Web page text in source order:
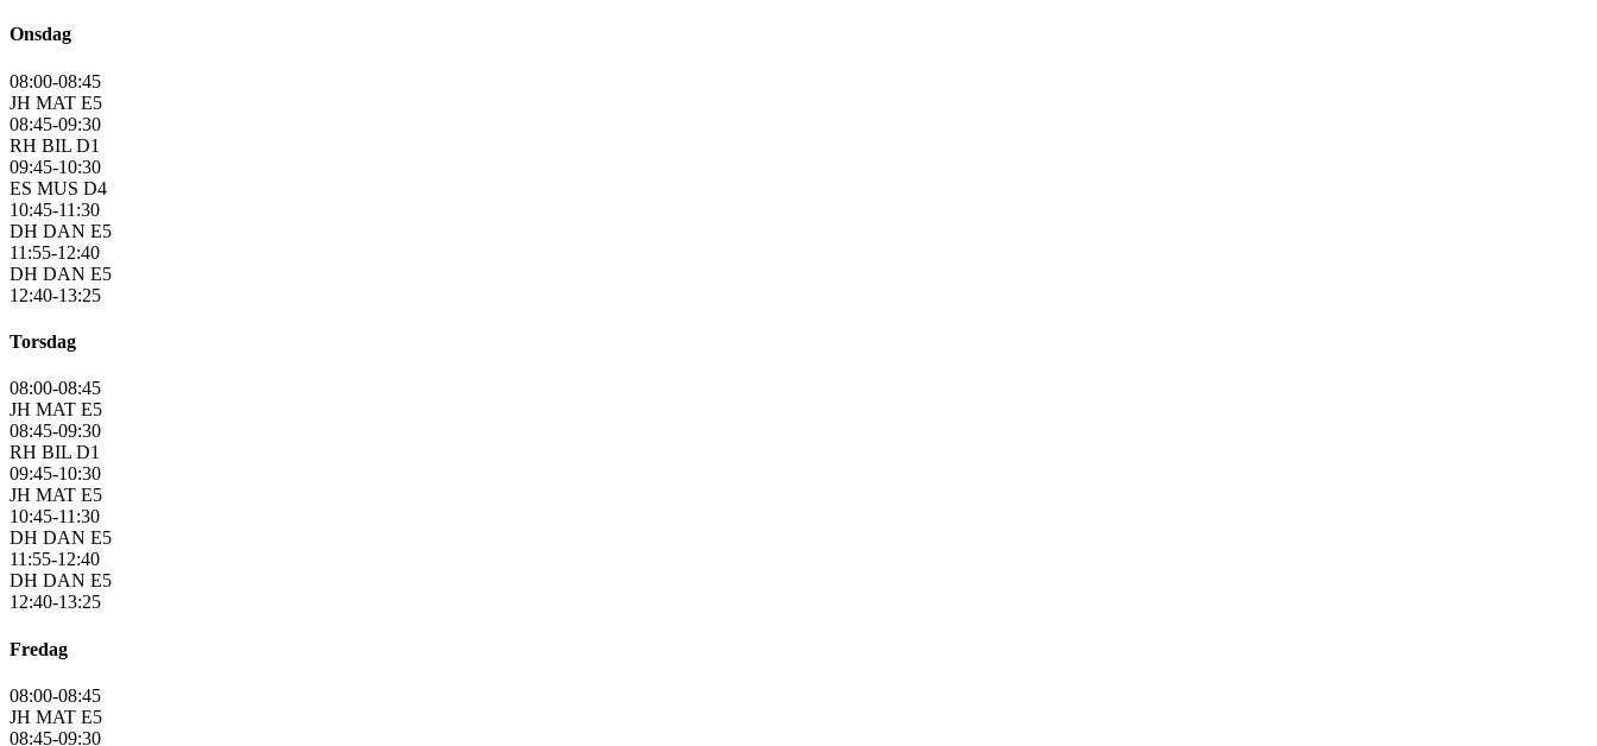
Onsdag
08:00-08:45
JH MAT E5
08:45-09:30
RH BIL D1
09:45-10:30
ES MUS D4
10:45-11:30
DH DAN E5
11:55-12:40
DH DAN E5
12:40-13:25
Torsdag
08:00-08:45
JH MAT E5
08:45-09:30
RH BIL D1
09:45-10:30
JH MAT E5
10:45-11:30
DH DAN E5
11:55-12:40
DH DAN E5
12:40-13:25
Fredag
08:00-08:45
JH MAT E5
08:45-09:30